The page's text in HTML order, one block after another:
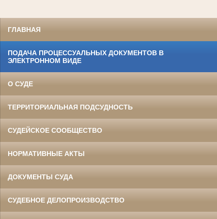
ГЛАВНАЯ
ПОДАЧА ПРОЦЕССУАЛЬНЫХ ДОКУМЕНТОВ В
ЭЛЕКТРОННОМ ВИДЕ
О СУДЕ
ТЕРРИТОРИАЛЬНАЯ ПОДСУДНОСТЬ
СУДЕЙСКОЕ СООБЩЕСТВО
НОРМАТИВНЫЕ АКТЫ
ДОКУМЕНТЫ СУДА
СУДЕБНОЕ ДЕЛОПРОИЗВОДСТВО